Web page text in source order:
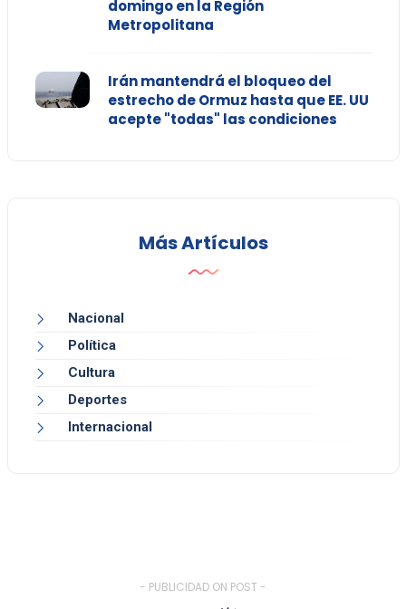
domingo en la Región
Metropolitana
Irán mantendrá el bloqueo del
estrecho de Ormuz hasta que EE. UU
acepte "todas" las condiciones
Más Artículos
Nacional
Política
Cultura
Deportes
Internacional
- PUBLICIDAD ON POST -